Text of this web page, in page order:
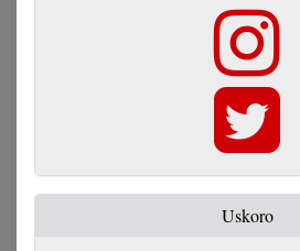
Uskoro